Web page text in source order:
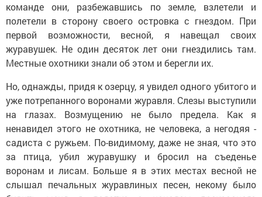
команде они, разбежавшись по земле, взлетели и
полетели в сторону своего островка с гнездом. При
первой возможности, весной, я навещал своих
журавушек. Не один десяток лет они гнездились там.
Местные охотники знали об этом и берегли их.
Но, однажды, придя к озерцу, я увидел одного убитого и
уже потрепанного воронами журавля. Слезы выступили
на глазах. Возмущению не было предела. Как я
ненавидел этого не охотника, не человека, а негодяя -
садиста с ружьем. По-видимому, даже не зная, что это
за птица, убил журавушку и бросил на съеденье
воронам и лисам. Больше я в этих местах весной не
слышал печальных журавлиных песен, некому было